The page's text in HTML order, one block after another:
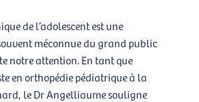
de l’adolescent est une
méconnue du grand public
notre attention. En tant que
en orthopédie pédiatrique à la
le Dr Angelliaume souligne